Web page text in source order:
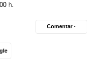
h.
Comentar ·